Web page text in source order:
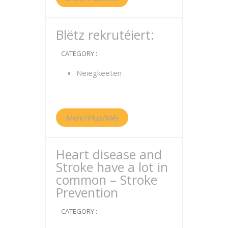
Blëtz rekrutéiert:
CATEGORY :
Neiegkeeten
Mehr/Plus/Méi
Heart disease and
Stroke have a lot in
common – Stroke
Prevention
CATEGORY :